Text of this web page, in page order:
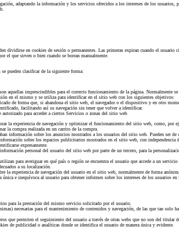
adaptando la información y los servicios ofrecidos a los intereses de los usuarios,
dividirse en cookies de sesión o permanentes. Las primeras expiran cuando el usuario
el que sirven o bien cuando se borran manualmente.
pueden clasificar de la siguiente forma:
son aquellas imprescindibles para el correcto funcionamiento de la página. Normalmente se
en el mismo y se utiliza para identificar en el sitio web con los siguientes objetivos:
de forma que, si abandona el sitio web, el navegador o el dispositivo y en otro
facilitando así su navegación sin tener que volver a identificar.
para acceder a ciertos Servicios o zonas del sitio web
la experiencia de navegación y optimizar el funcionamiento del sitio web, como, por
la compra realizada en un carrito de la compra.
información sobre los anuncios mostrados a los usuarios del sitio web. Pueden ser de
sobre los espacios publicitarios mostrados en el sitio web, con independencia
expresamente.
personal del usuario del sitio web por parte de un tercero, para la
para averiguar en qué país o región se encuentra el usuario que accede a un
a su localización.
la experiencia de navegación del usuario en el sitio web, normalmente de forma
e inequívoca al usuario para obtener informes sobre los intereses de los usuarios
para la prestación del mismo servicio solicitado por el usuario.
necesarias para el mantenimiento de contenidos y navegación, de las que tan solo
que permiten el seguimiento del usuario a través de otras webs que no son del titular
de publicidad o analíticas donde se identifica el usuario de manera única y evidente.